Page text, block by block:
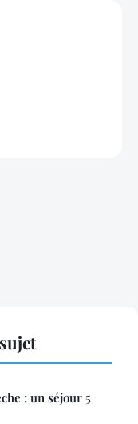
: un séjour 5